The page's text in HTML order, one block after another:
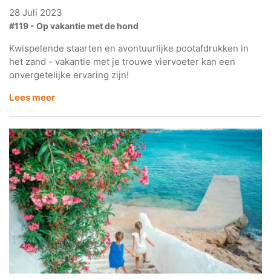
28 Juli 2023
#119 - Op vakantie met de hond
Kwispelende staarten en avontuurlijke pootafdrukken in
het zand - vakantie met je trouwe viervoeter kan een
onvergetelijke ervaring zijn!
Lees meer